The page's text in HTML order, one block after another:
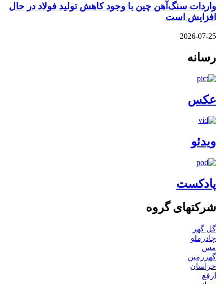
واردات سنگ‌آهن چین با وجود کاهش تولید فولاد در حال
افزایش است
2026-07-25
رسانه
عکس
ویدئو
پادکست
شرکتهای گروه
گل گهر
چادرملو
مس
گهرزمین
خراسان
ارفع